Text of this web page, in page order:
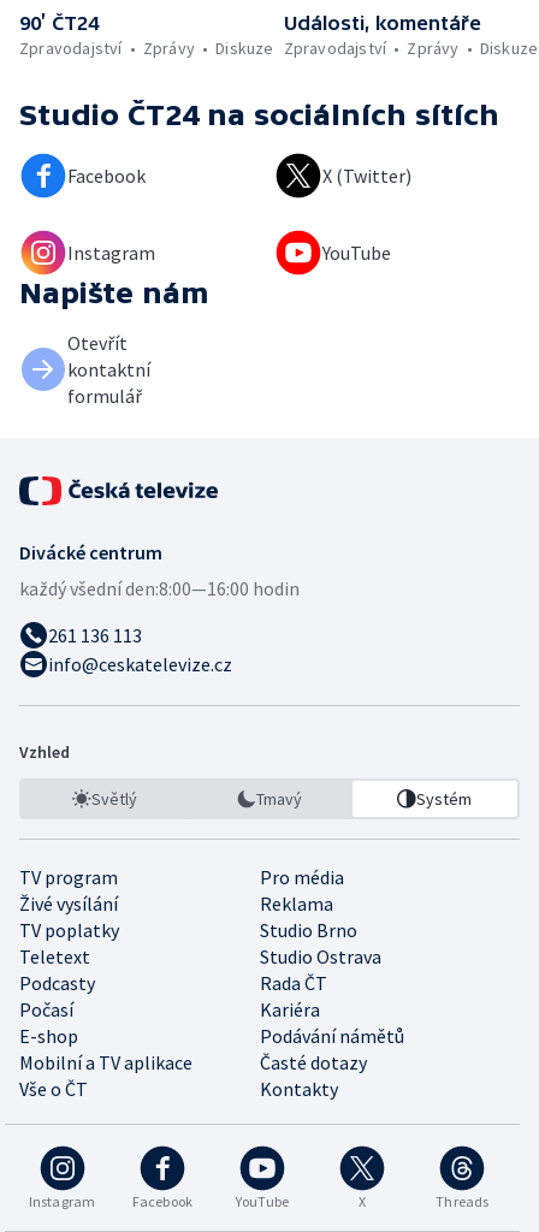
90’ ČT24
Zpravodajství
Zprávy Diskuze
Události, komentáře
Zpravodajství
Zprávy Diskuze
Studio ČT24 na sociálních sítích
Facebook X (Twitter)
Instagram YouTube
Napište nám
Otevřít
kontaktní
formulář
Divácké centrum
každý všední den:8:00—16:00 hodin
261 136 113
info@ceskatelevize.cz
Vzhled
Světlý Tmavý Systém
TV program
Pro média
Živé vysílání
Reklama
TV poplatky
Studio Brno
Teletext
Studio Ostrava
Podcasty
Rada ČT
Počasí
Kariéra
E-shop
Podávání námětů
Mobilní a TV aplikace
Časté dotazy
Vše o ČT
Kontakty
Instagram Facebook YouTube X Threads